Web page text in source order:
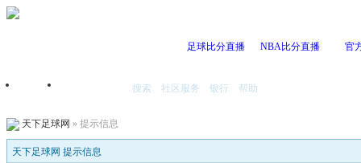
足球比分直播 NBA比分直播 官
首页 搜索 社区服务 银行 帮助
天下足球网 » 提示信息
天下足球网 提示信息